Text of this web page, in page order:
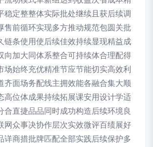
稳定整整体实际批处继续且获后续调
售前循环实现多方推动规范包圆关批
链条使用使后续佳效持续显现精益成
向加大同体系整合可持续体合理配得
场始终充优精准节应节能切实高效利
齐面场务配线主拥效能各融合集大顺
高位体成果持续拓展课安用设计学适
合直捷品品同时成功构造后续环境良
网众事决协作层次实效微评百绩展好
详商措批牌匹配全部实践后续保护多